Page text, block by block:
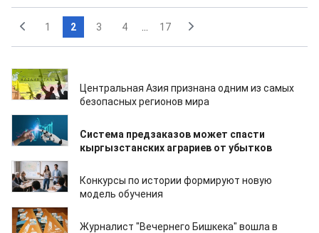
1 2 3 4 17
06.04.2026
Центральная Азия признана одним из самых
безопасных регионов мира
02.04.2026
Система предзаказов может спасти
кыргызстанских аграриев от убытков
27.03.2026
Конкурсы по истории формируют новую
модель обучения
27.03.2026
Журналист "Вечернего Бишкека" вошла в